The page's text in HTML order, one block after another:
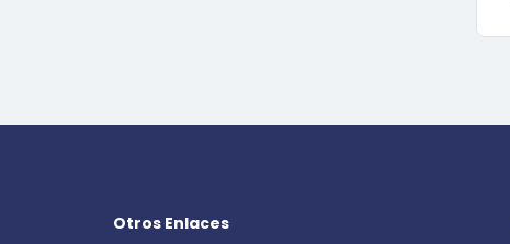
Otros Enlaces